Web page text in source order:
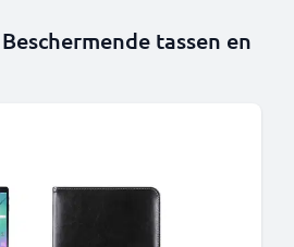
Beschermende tassen en